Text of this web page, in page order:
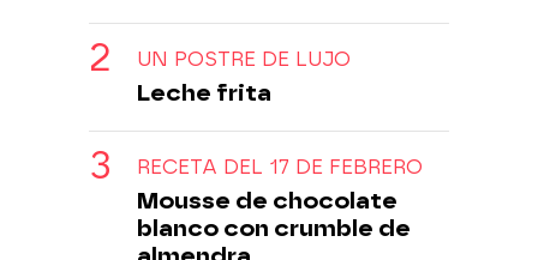
UN POSTRE DE LUJO
Leche frita
RECETA DEL 17 DE FEBRERO
Mousse de chocolate
blanco con crumble de